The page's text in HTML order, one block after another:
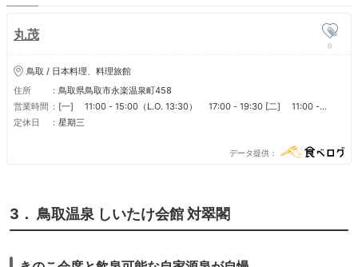
丸茂
0
鳥取 / 日本料理、料理旅館
住所
鳥取県鳥取市永楽温泉町458
営業時間
[一] 11:00 - 15:00（L.O. 13:30） 17:00 - 19:30 [二] 11:00 -
15:00（L.O. 13:30） 17:00 - 19:30 [三] 定休日 [四] 11:00 -
13:30） 17:00 - 19:30 [六] 11:00 - 15:00（L.O. 13:30） 17:00 -
19:30 [日] 11:00 - 15:00（L.O. 13:30） 17:00 - 19:30 ■ 営業時間
定休日 星期三
データ提供
3． 鳥取温泉 しいたけ会館 対翠閣